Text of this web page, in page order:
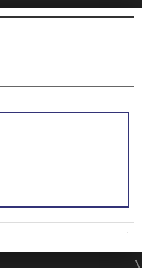
치북5
케치북5
치북5
케치북5